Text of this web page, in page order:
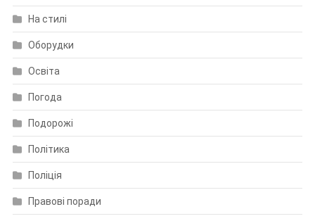
На стилі
Оборудки
Освіта
Погода
Подорожі
Політика
Поліція
Правові поради